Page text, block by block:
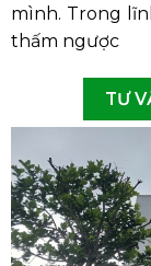
mình. Trong
thấm ngược
TƯ